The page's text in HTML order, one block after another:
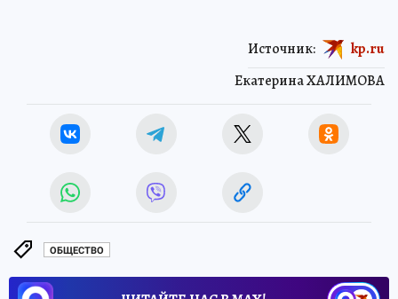
Екатерина ХАЛИМОВА
Источник: kp.ru
ОБЩЕСТВО